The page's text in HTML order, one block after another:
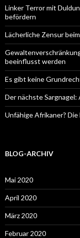
Linker Terror mit
befördern
Lächerliche Zensur
beeinflusst werden
Es gibt keine
Der nächste
Unfähige Afrikaner?
BLOG-ARCHIV
Mai 2020
April 2020
März 2020
Februar 2020